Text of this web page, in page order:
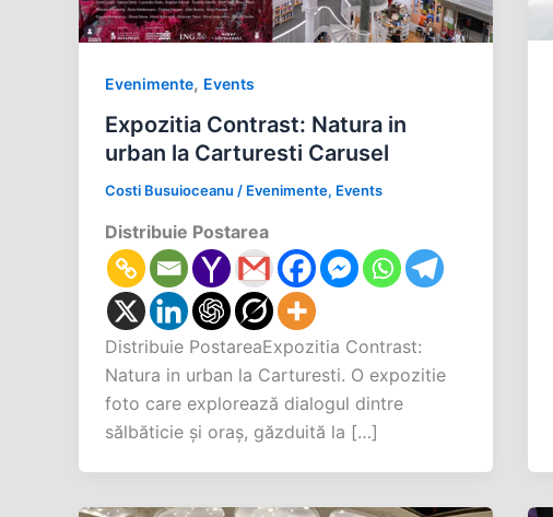
Evenimente, Events
Expozitia Contrast: Natura in
urban la Carturesti Carusel
Costi Busuioceanu / Evenimente, Events
Distribuie Postarea
Distribuie PostareaExpozitia Contrast:
Natura in urban la Carturesti. O expozitie
foto care explorează dialogul dintre
sălbăticie și oraș, găzduită la […]